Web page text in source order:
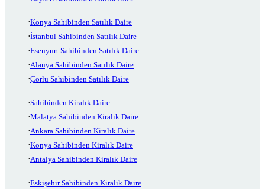
Konya Sahibinden Satılık Daire
İstanbul Sahibinden Satılık Daire
Esenyurt Sahibinden Satılık Daire
Alanya Sahibinden Satılık Daire
Çorlu Sahibinden Satılık Daire
Sahibinden Kiralık Daire
Malatya Sahibinden Kiralık Daire
Ankara Sahibinden Kiralık Daire
Konya Sahibinden Kiralık Daire
Antalya Sahibinden Kiralık Daire
Eskişehir Sahibinden Kiralık Daire